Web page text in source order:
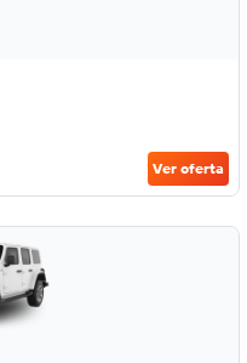
Ver oferta